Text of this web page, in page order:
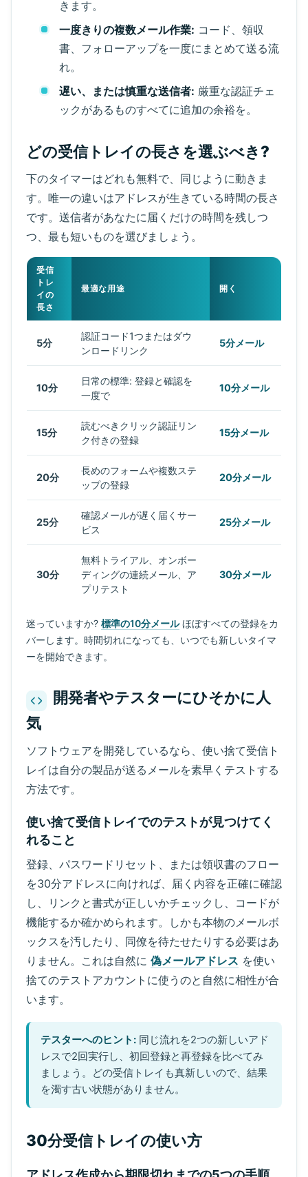
きます。
一度きりの複数メール作業: コード、領収
書、フォローアップを一度にまとめて送る流
れ。
遅い、または慎重な送信者: 厳重な認証チェ
ックがあるものすべてに追加の余裕を。
どの受信トレイの長さを選ぶべき?
下のタイマーはどれも無料で、同じように動きま
す。唯一の違いはアドレスが生きている時間の長さ
です。送信者があなたに届くだけの時間を残しつ
つ、最も短いものを選びましょう。
受信
トレ
イの
長さ
最適な用途 開く
5分
認証コード1つまたはダウ
ンロードリンク
5分メール
10分
日常の標準: 登録と確認を
一度で
10分メール
15分
読むべきクリック認証リン
ク付きの登録
15分メール
20分
長めのフォームや複数ステ
ップの登録
20分メール
25分
確認メールが遅く届くサー
ビス
25分メール
30分
無料トライアル、オンボー
ディングの連続メール、ア
プリテスト
30分メール
迷っていますか? 標準の10分メールほぼすべての登録をカ
バーします。時間切れになっても、いつでも新しいタイマ
ーを開始できます。
開発者やテスターにひそかに人
気
ソフトウェアを開発しているなら、使い捨て受信ト
レイは自分の製品が送るメールを素早くテストする
方法です。
使い捨て受信トレイでのテストが見つけてく
れること
登録、パスワードリセット、または領収書のフロー
を30分アドレスに向ければ、届く内容を正確に確認
し、リンクと書式が正しいかチェックし、コードが
機能するか確かめられます。しかも本物のメールボ
ックスを汚したり、同僚を待たせたりする必要はあ
りません。これは自然に 偽メールアドレス を使い
捨てのテストアカウントに使うのと自然に相性が合
います。
テスターへのヒント: 同じ流れを2つの新しいアド
レスで2回実行し、初回登録と再登録を比べてみ
ましょう。どの受信トレイも真新しいので、結果
を濁す古い状態がありません。
30分受信トレイの使い方